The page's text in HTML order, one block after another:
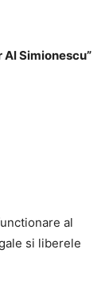
Simionescu”
al
si liberele